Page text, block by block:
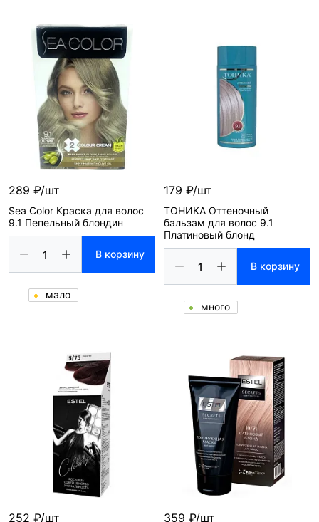
289 ₽/шт
Sea Color Краска для волос
9.1 Пепельный блондин
В корзину
мало
179 ₽/шт
ТОНИКА Оттеночный
бальзам для волос 9.1
Платиновый блонд
В корзину
много
252 ₽/шт 359 ₽/шт